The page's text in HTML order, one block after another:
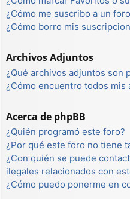
¿Cómo me suscribo a un
¿Cómo borro mis
Archivos Adjuntos
¿Qué archivos adjuntos son
¿Cómo encuentro todos mis
Acerca de phpBB
¿Quién programó este foro?
¿Por qué este foro no tiene
¿Con quién se puede
ilegales relacionados con
¿Cómo puedo ponerme en